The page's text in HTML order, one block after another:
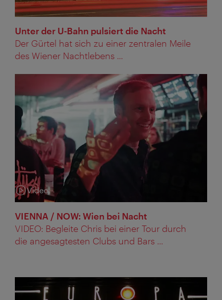
Unter der U-Bahn pulsiert die Nacht
Der Gürtel hat sich zu einer zentralen Meile
des Wiener Nachtlebens ...
Kategorie:
Video
VIENNA / NOW: Wien bei Nacht
VIDEO: Begleite Chris bei einer Tour durch
die angesagtesten Clubs und Bars ...